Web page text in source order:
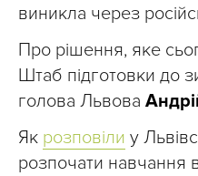
виникла через
Про рішення, яке
Штаб підготовки до
голова Львова
Як розповіли у
розпочати навчання